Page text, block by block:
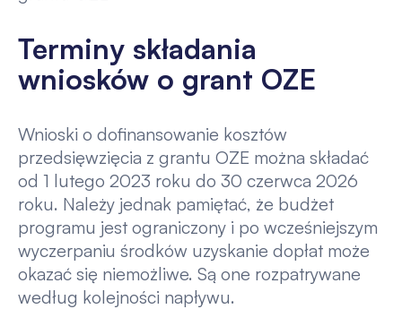
Terminy składania
wniosków o grant OZE
Wnioski o dofinansowanie kosztów
przedsięwzięcia z grantu OZE można składać
od 1 lutego 2023 roku do 30 czerwca 2026
roku. Należy jednak pamiętać, że budżet
programu jest ograniczony i po wcześniejszym
wyczerpaniu środków uzyskanie dopłat może
okazać się niemożliwe. Są one rozpatrywane
według kolejności napływu.